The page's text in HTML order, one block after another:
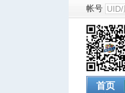
帐号
首页